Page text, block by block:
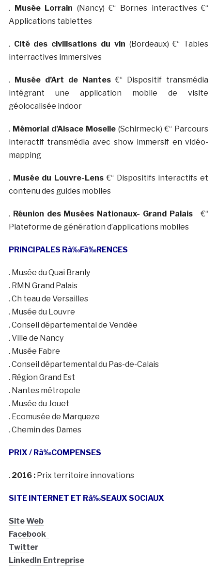
. Musée Lorrain (Nancy) €“ Bornes interactives €“
Applications tablettes
. Cité des civilisations du vin (Bordeaux) €“ Tables
interractives immersives
. Musée d’Art de Nantes €“ Dispositif transmédia
intégrant une application mobile de visite
géolocalisée indoor
. Mémorial d’Alsace Moselle (Schirmeck) €“ Parcours
interactif transmédia avec show immersif en vidéo-
mapping
. Musée du Louvre-Lens €“ Dispositifs interactifs et
contenu des guides mobiles
. Réunion des Musées Nationaux- Grand Palais€“
Plateforme de génération d’applications mobiles
PRINCIPALES Rà‰Fà‰RENCES
. Musée du Quai Branly
. RMN Grand Palais
. Ch teau de Versailles
. Musée du Louvre
. Conseil départemental de Vendée
. Ville de Nancy
. Musée Fabre
. Conseil départemental du Pas-de-Calais
. Région Grand Est
. Nantes métropole
. Musée du Jouet
. Ecomusée de Marqueze
. Chemin des Dames
PRIX / Rà‰COMPENSES
. 2016 :Prix territoire innovations
SITE INTERNET ET Rà‰SEAUX SOCIAUX
Site Web
Facebook
Twitter
LinkedIn Entreprise